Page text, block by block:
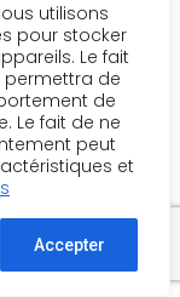
utilisons
pour stocker
Le fait
permettra de
de
Le fait de ne
peut
et
Accepter